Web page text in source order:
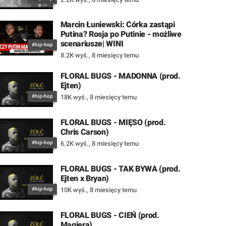
#hip-hop
Marcin Łuniewski: Córka zastąpi
Putina? Rosja po Putinie - możliwe
scenariusze| WINI
8.2K wyś., 8 miesięcy temu
#hip-hop
FLORAL BUGS - MADONNA (prod.
Ejten)
18K wyś., 8 miesięcy temu
#hip-hop
FLORAL BUGS - MIĘSO (prod.
Chris Carson)
6.2K wyś., 8 miesięcy temu
#hip-hop
FLORAL BUGS - TAK BYWA (prod.
Ejten x Bryan)
10K wyś., 8 miesięcy temu
FLORAL BUGS - CIEŃ (prod.